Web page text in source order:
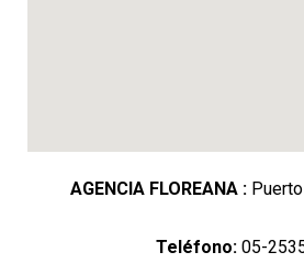
AGENCIA FLOREANA :
Teléfono:05-